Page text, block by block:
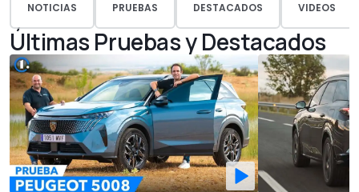
NOTICIAS PRUEBAS DESTACADOS VIDEOS
Últimas Pruebas y Destacados